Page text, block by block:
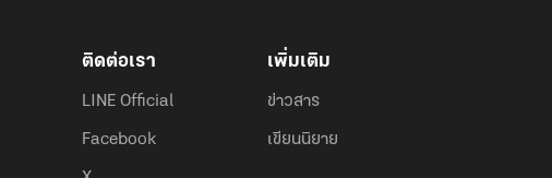
ติดต่อเรา
LINE Official
Facebook
เพิ่มเติม
ข่าวสาร
เขียนนิยาย